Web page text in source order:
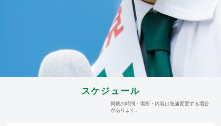
スケジュール
掲載の時間・場所・内容は急遽変更する場合
があります。